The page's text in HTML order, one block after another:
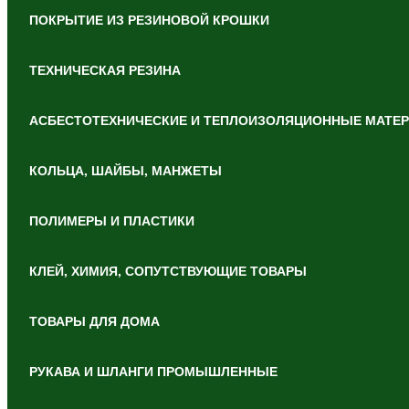
ПОКРЫТИЕ ИЗ РЕЗИНОВОЙ КРОШКИ
ТЕХНИЧЕСКАЯ РЕЗИНА
АСБЕСТОТЕХНИЧЕСКИЕ И ТЕПЛОИЗОЛЯЦИОННЫЕ
КОЛЬЦА, ШАЙБЫ, МАНЖЕТЫ
ПОЛИМЕРЫ И ПЛАСТИКИ
КЛЕЙ, ХИМИЯ, СОПУТСТВУЮЩИЕ ТОВАРЫ
ТОВАРЫ ДЛЯ ДОМА
РУКАВА И ШЛАНГИ ПРОМЫШЛЕННЫЕ